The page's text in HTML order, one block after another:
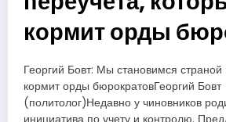
кормит орды
Георгий Бовт: Мы становимся страной
кормит орды бюрократовГеоргий Бовт
(политолог)Недавно у чиновников
инициатива по учету и контролю.